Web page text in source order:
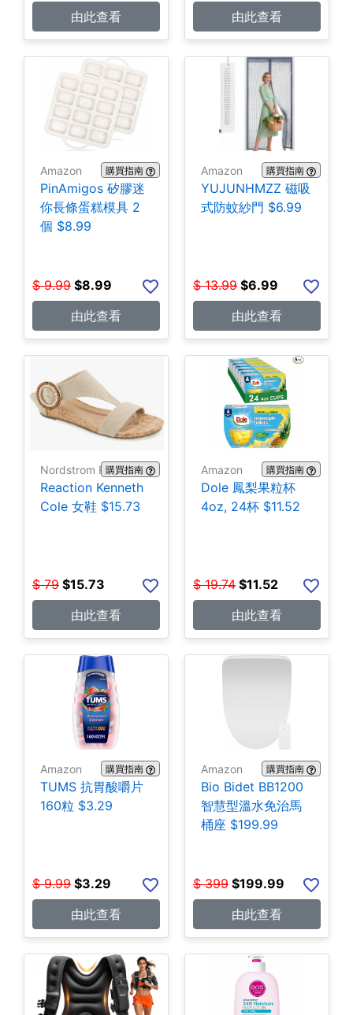
由此查看
由此查看
Amazon 購買指南
PinAmigos 矽膠迷
你長條蛋糕模具 2
個 $8.99
$ 9.99 $8.99
由此查看
Amazon 購買指南
YUJUNHMZZ 磁吸
式防蚊紗門 $6.99
$ 13.99 $6.99
由此查看
Nordstrom Rack購買指南
Reaction Kenneth
Cole 女鞋 $15.73
$ 79 $15.73
由此查看
Amazon 購買指南
Dole 鳳梨果粒杯
4oz, 24杯 $11.52
$ 19.74 $11.52
由此查看
Amazon 購買指南
TUMS 抗胃酸嚼片
160粒 $3.29
$ 9.99 $3.29
由此查看
Amazon 購買指南
Bio Bidet BB1200
智慧型溫水免治馬
桶座 $199.99
$ 399 $199.99
由此查看